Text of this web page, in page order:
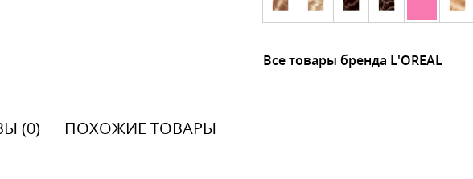
Все товары бренда L'OREAL
(0) ПОХОЖИЕ ТОВАРЫ